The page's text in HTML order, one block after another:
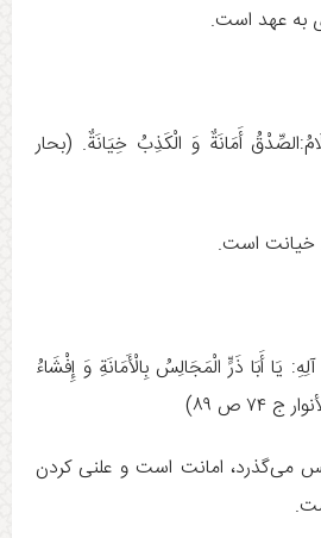
به عهد است.
أَمَانَةٌ وَ الْكَذِبُ خِيَانَةٌ. (بحار
خیانت است.
يَا أَبَا ذَرٍّ الْمَجَالِسُ بِالْأَمَانَةِ وَ إِفْشَاءُ
ص ۸۹)
می‌گذرد، امانت است و علنی کردن